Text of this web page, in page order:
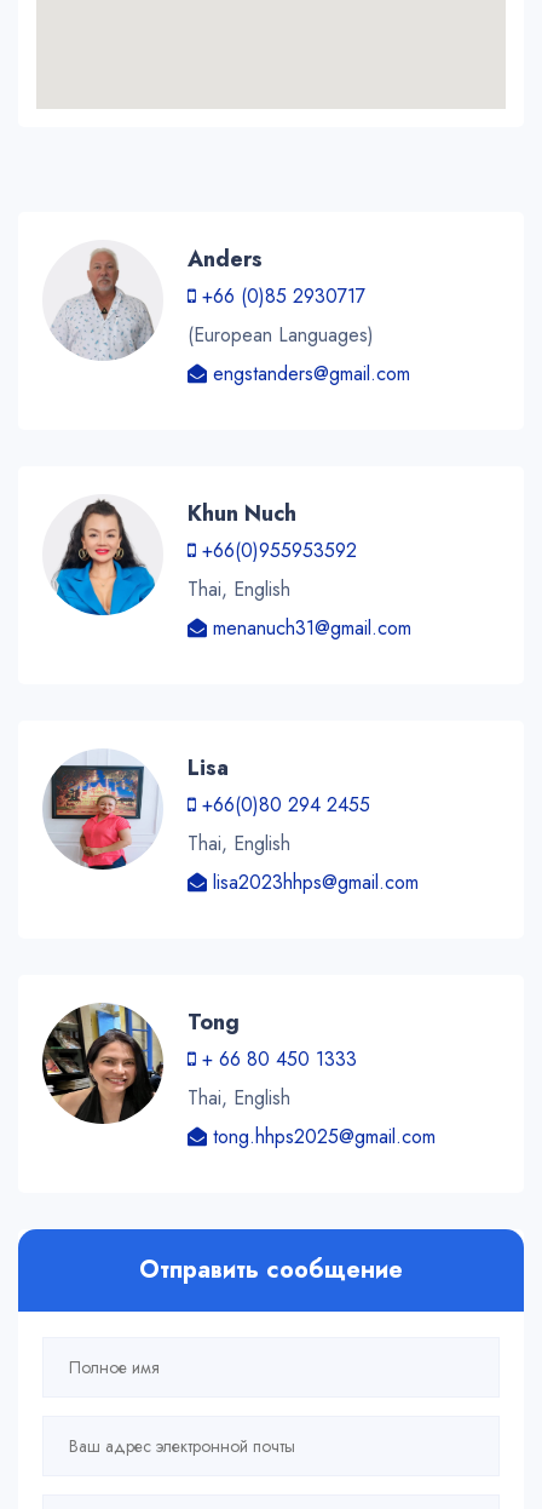
Anders
+66 (0)85 2930717
(European Languages)
engstanders@gmail.com
Khun Nuch
+66(0)955953592
Thai, English
menanuch31@gmail.com
Lisa
+66(0)80 294 2455
Thai, English
lisa2023hhps@gmail.com
Tong
+ 66 80 450 1333
Thai, English
tong.hhps2025@gmail.com
Отправить сообщение